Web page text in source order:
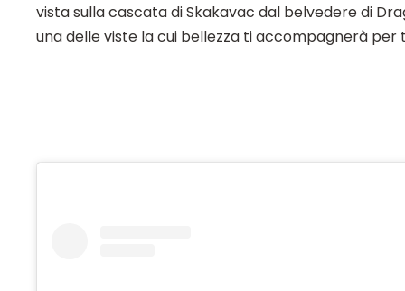
vista sulla cascata di Skakavac dal belvedere di
una delle viste la cui bellezza ti accompagnerà per